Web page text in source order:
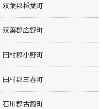
双葉郡楢葉町
双葉郡広野町
田村郡小野町
田村郡三春町
石川郡古殿町